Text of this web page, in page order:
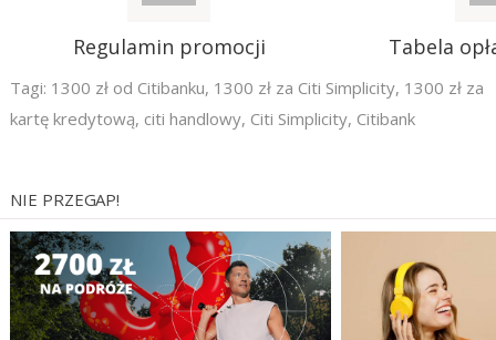
Regulamin promocji Tabela
Tagi: 1300 zł od Citibanku, 1300 zł za Citi Simplicity, 1300 zł za
kartę kredytową, citi handlowy, Citi Simplicity, Citibank
NIE PRZEGAP!